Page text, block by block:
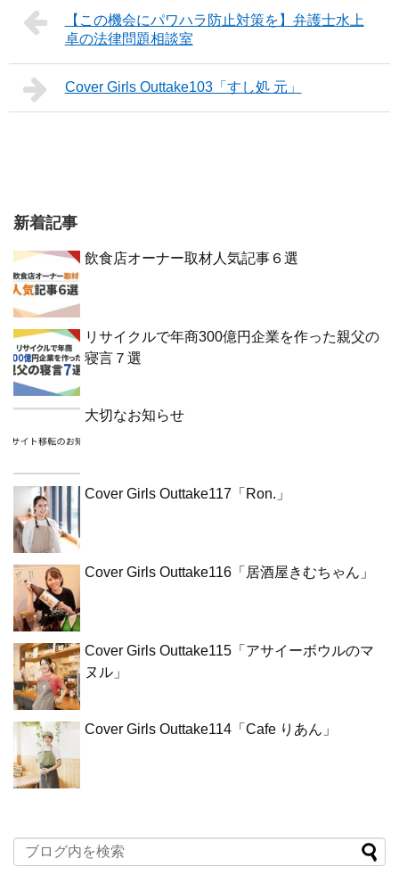
【この機会にパワハラ防止対策を】弁護士水上
卓の法律問題相談室
Cover Girls Outtake103「すし処 元」
新着記事
飲食店オーナー取材人気記事６選
リサイクルで年商300億円企業を作った親父の
寝言７選
大切なお知らせ
Cover Girls Outtake117「Ron.」
Cover Girls Outtake116「居酒屋きむちゃん」
Cover Girls Outtake115「アサイーボウルのマ
ヌル」
Cover Girls Outtake114「Cafe りあん」